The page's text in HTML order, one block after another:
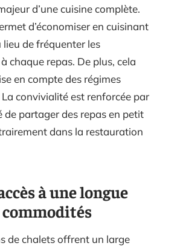
d’une cuisine complète.
d’économiser en cuisinant
lieu de fréquenter les
chaque repas. De plus, cela
en compte des régimes
convivialité est renforcée par
de partager des repas en petit
dans la restauration
à une longue
commodités
de chalets offrent un large